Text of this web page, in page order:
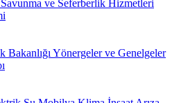
ve Seferberlik Hizmetleri
Bakanlığı Yönergeler ve Genelgeler